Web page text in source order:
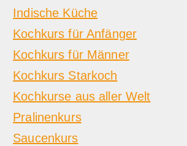
Indische Küche
Kochkurs für Anfänger
Kochkurs für Männer
Kochkurs Starkoch
Kochkurse aus aller Welt
Pralinenkurs
Saucenkurs